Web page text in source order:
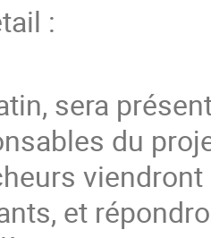
:
sera
du
et